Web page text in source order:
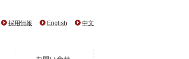
採用情報 English 中文